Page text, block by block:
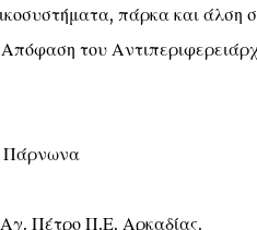
πάρκα και άλση
του
Πάρνωνα
Πέτρο Π.Ε. Αρκαδίας.